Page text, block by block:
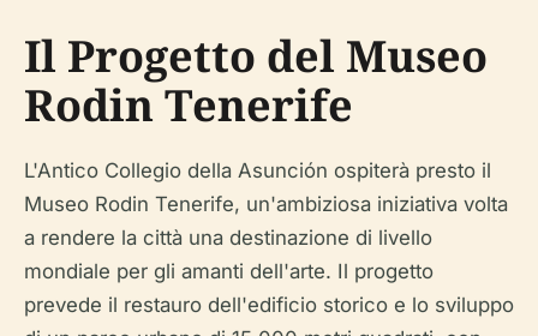
Il Progetto del Museo
Rodin Tenerife
L'Antico Collegio della Asunción ospiterà presto il
Museo Rodin Tenerife, un'ambiziosa iniziativa volta
a rendere la città una destinazione di livello
mondiale per gli amanti dell'arte. Il progetto
prevede il restauro dell'edificio storico e lo sviluppo